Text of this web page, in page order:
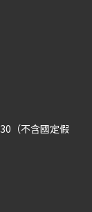
（不含國定假